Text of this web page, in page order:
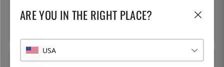
Solex
ARE YOU IN THE RIGHT PLACE?
USA